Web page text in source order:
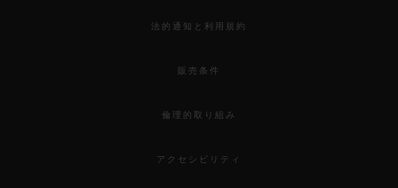
法的通知と利用規約
販売条件
倫理的取り組み
アクセシビリティ